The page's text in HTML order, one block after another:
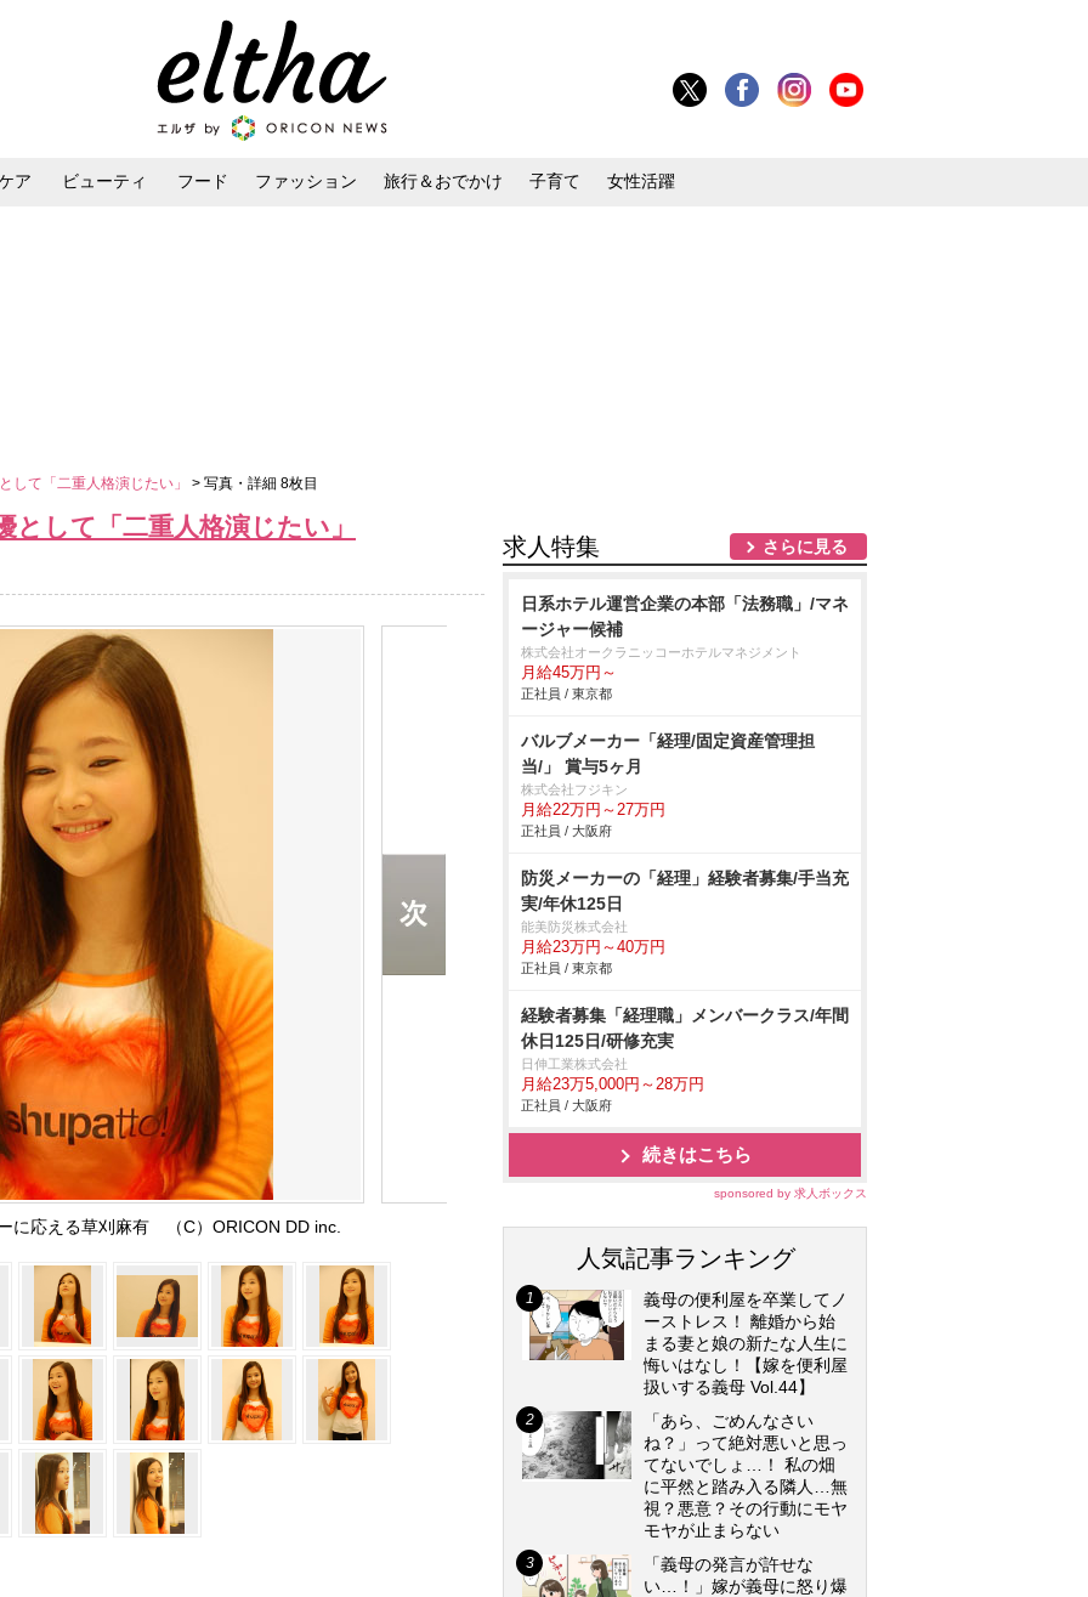
ア ビューティ フード ファッション 旅行＆おでかけ 子育て 女性活躍
して「二重人格演じたい」 > 写真・詳細 8枚目
として「二重人格演じたい」
に応える草刈麻有 （C）ORICON DD inc.
求人特集 さらに見る
日系ホテル運営企業の本部「法務職」/マネ
ージャー候補
株式会社オークラニッコーホテルマネジメント
月給45万円～
正社員 / 東京都
バルブメーカー「経理/固定資産管理担
当/」 賞与5ヶ月
株式会社フジキン
月給22万円～27万円
正社員 / 大阪府
防災メーカーの「経理」経験者募集/手当充
実/年休125日
能美防災株式会社
月給23万円～40万円
正社員 / 東京都
経験者募集「経理職」メンバークラス/年間
休日125日/研修充実
日伸工業株式会社
月給23万5,000円～28万円
正社員 / 大阪府
続きはこちら
sponsored by 求人ボックス
人気記事ランキング
義母の便利屋を卒業してノ
ーストレス！ 離婚から始
まる妻と娘の新たな人生に
悔いはなし！【嫁を便利屋
扱いする義母 Vol.44】
「あら、ごめんなさい
ね？」って絶対悪いと思っ
てないでしょ…！ 私の畑
に平然と踏み入る隣人…無
視？悪意？その行動にモヤ
モヤが止まらない
「義母の発言が許せな
い…！」嫁が義母に怒り爆